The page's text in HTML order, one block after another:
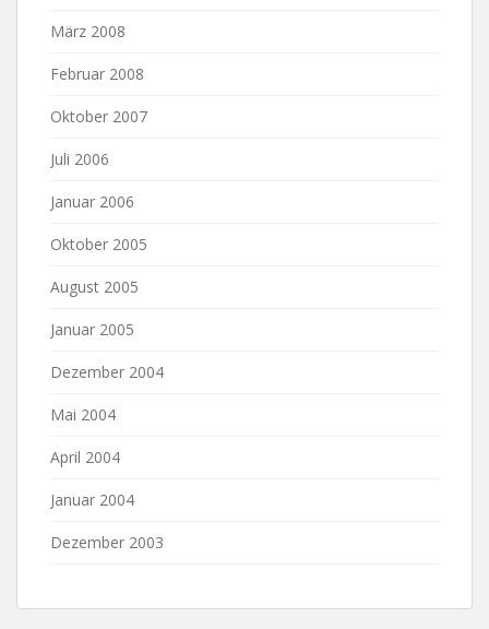
März 2008
Februar 2008
Oktober 2007
Juli 2006
Januar 2006
Oktober 2005
August 2005
Januar 2005
Dezember 2004
Mai 2004
April 2004
Januar 2004
Dezember 2003